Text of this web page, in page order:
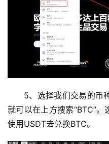
5、选择我们交易的币
就可以在上方搜索“BTC”。
使用USDT去兑换BTC。